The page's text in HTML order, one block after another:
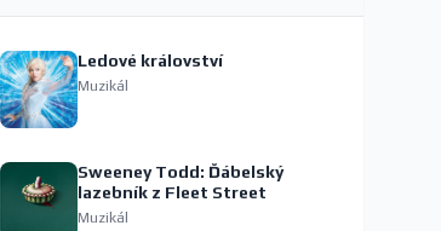
Ledové království
Muzikál
Sweeney Todd: Ďábelský
lazebník z Fleet Street
Muzikál